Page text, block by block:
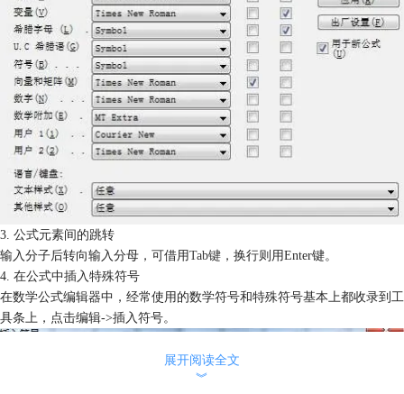
3. 公式元素间的跳转
输入分子后转向输入分母，可借用Tab键 ，换行则用Enter键。
4. 在公式中插入特殊符号
在数学公式编辑器中，经常使用的数学符号和特殊符号基本上都收录到工
具条上，点击编辑->插入符号。
展开阅读全文
︾